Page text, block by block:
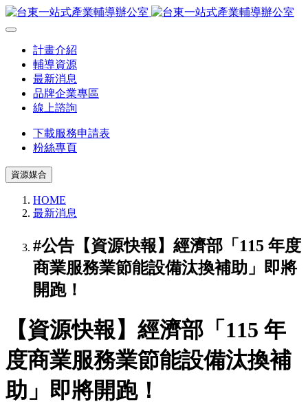
計畫介紹
輔導資源
最新消息
品牌企業專區
線上諮詢
下載服務申請表
粉絲專頁
資源媒合
HOME
最新消息
#公告 【資源快報】經濟部「115 年度
商業服務業節能設備汰換補助」即將
開跑！
【資源快報】經濟部「115 年
度商業服務業節能設備汰換補
助」即將開跑！